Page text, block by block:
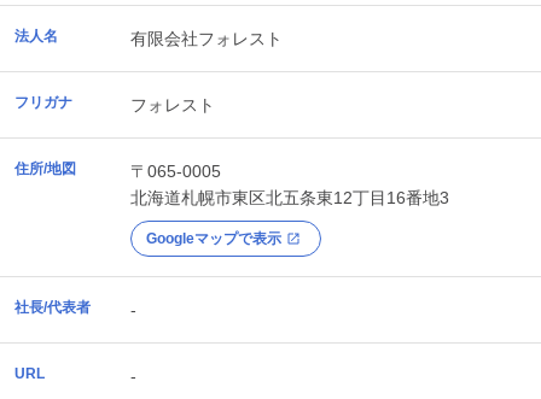
法人名 有限会社フォレスト
フリガナ フォレスト
住所/地図
〒065-0005
北海道札幌市東区北五条東12丁目16番地3
Googleマップで表示
社長/代表者 -
URL -